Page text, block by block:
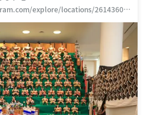
explore/locations/26143606